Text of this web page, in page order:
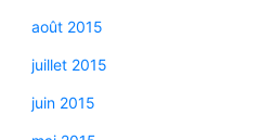
août 2015
juillet 2015
juin 2015